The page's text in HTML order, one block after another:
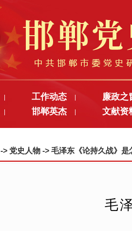
工作动态 廉政之
邯郸英杰 文献资
-> 党史人物 -> 毛泽东《论持久战》是
毛